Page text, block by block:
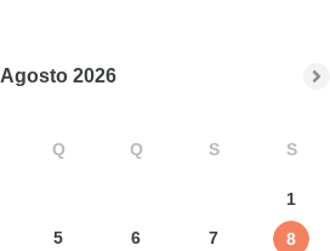
Agosto 2026
Q Q S S
1
5 6 7
8